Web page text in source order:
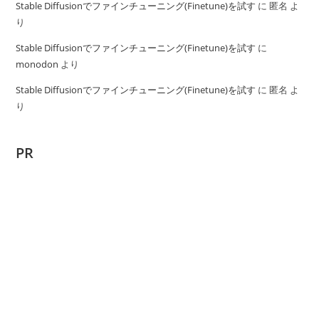
Stable Diffusionでファインチューニング(Finetune)を試す に匿名 よ
り
Stable Diffusionでファインチューニング(Finetune)を試す に
monodon より
Stable Diffusionでファインチューニング(Finetune)を試す に匿名 よ
り
PR